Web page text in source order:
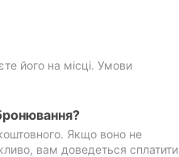
його на місці. Умови
Якщо воно не
вам доведеться сплатити